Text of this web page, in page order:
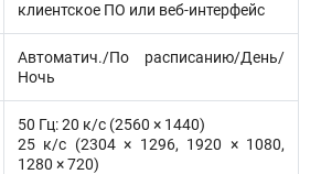
клиентское ПО или веб-интерфейс
Автоматич./По расписанию/День/
Ночь
50 Гц: 20 к/с (2560 × 1440)
25 к/с (2304 × 1296, 1920 × 1080,
1280 × 720)